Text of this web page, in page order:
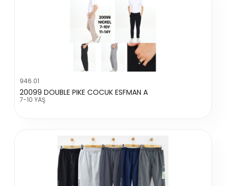
946.01
20099 DOUBLE PIKE COCUK ESFMAN A
7-10 YAŞ